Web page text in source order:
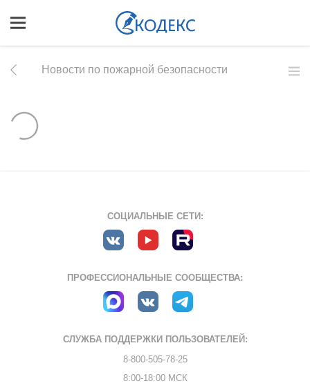
Новости по пожарной безопасности
СОЦИАЛЬНЫЕ СЕТИ:
ПРОФЕССИОНАЛЬНЫЕ СООБЩЕСТВА:
СЛУЖБА ПОДДЕРЖКИ ПОЛЬЗОВАТЕЛЕЙ:
8-800-505-78-25
8:00-18:00 МСК